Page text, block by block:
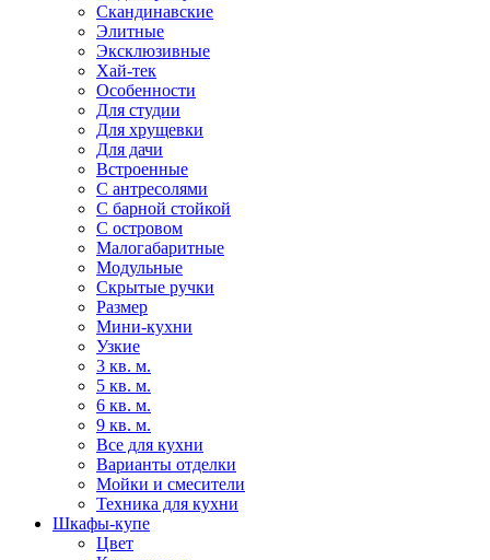
Скандинавские
Элитные
Эксклюзивные
Хай-тек
Особенности
Для студии
Для хрущевки
Для дачи
Встроенные
С антресолями
С барной стойкой
С островом
Малогабаритные
Модульные
Скрытые ручки
Размер
Мини-кухни
Узкие
3 кв. м.
5 кв. м.
6 кв. м.
9 кв. м.
Все для кухни
Варианты отделки
Мойки и смесители
Техника для кухни
Шкафы-купе
Цвет